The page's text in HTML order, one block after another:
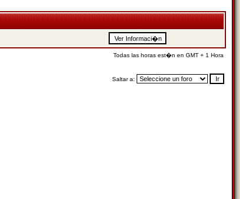
Todas las horas est�n en GMT + 1 Hora
Saltar a: